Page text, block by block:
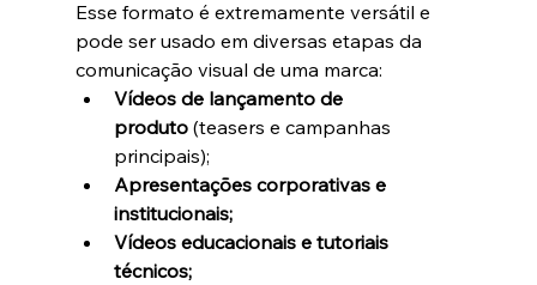
Esse formato é extremamente versátil e
pode ser usado em diversas etapas da
comunicação visual de uma marca:
Vídeos de lançamento de
produto (teasers e campanhas
principais);
Apresentações corporativas e
institucionais;
Vídeos educacionais e tutoriais
técnicos;